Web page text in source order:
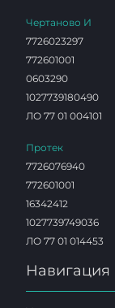
Чертаново И
7726023297
772601001
0603290
1027739180490
ЛО 77 01 004101
Протек
7726076940
772601001
16342412
1027739749036
ЛО 77 01 014453
Навигация